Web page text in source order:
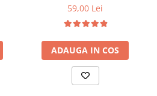
59,00 Lei
ADAUGA IN COS